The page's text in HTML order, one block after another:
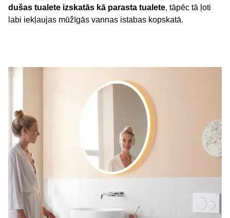
dušas tualete izskatās kā parasta tualete, tāpēc tā ļoti
labi iekļaujas mūžīgās vannas istabas kopskatā.